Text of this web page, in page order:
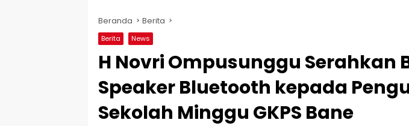
Beranda Berita
Berita News
H Novri Ompusunggu Serahkan
Speaker Bluetooth kepada
Sekolah Minggu GKPS Bane